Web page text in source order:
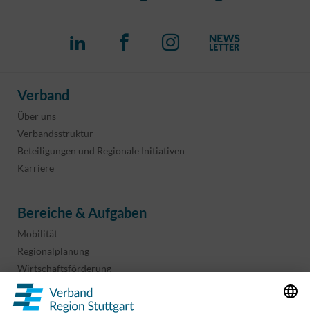
Verband
Über uns
Verbandsstruktur
Beteiligungen und Regionale Initiativen
Karriere
Bereiche & Aufgaben
Mobilität
Regionalplanung
Wirtschaftsförderung
Sport und Kultur